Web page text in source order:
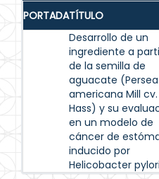
PORTADATÍTULO
Desarrollo de un
ingrediente a
de la semilla de
aguacate (Persea
americana Mill cv.
Hass) y su
en un modelo de
cáncer de
inducido por
Helicobacter pylori